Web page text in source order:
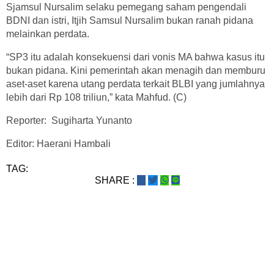
Sjamsul Nursalim selaku pemegang saham pengendali
BDNI dan istri, Itjih Samsul Nursalim bukan ranah pidana
melainkan perdata.
“SP3 itu adalah konsekuensi dari vonis MA bahwa kasus itu
bukan pidana. Kini pemerintah akan menagih dan memburu
aset-aset karena utang perdata terkait BLBI yang jumlahnya
lebih dari Rp 108 triliun,” kata Mahfud. (C)
Reporter: Sugiharta Yunanto
Editor: Haerani Hambali
TAG:
SHARE :